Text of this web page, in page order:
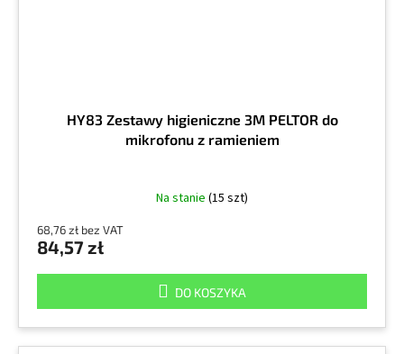
HY83 Zestawy higieniczne 3M PELTOR do
mikrofonu z ramieniem
Na stanie (15 szt)
68,76 zł bez VAT
84,57 zł
DO KOSZYKA